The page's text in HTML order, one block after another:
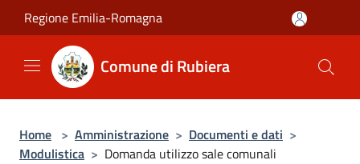
Salta al contenuto principale
Regione Emilia-Romagna
Comune di Rubiera
Home > Amministrazione > Documenti e dati >
Modulistica > Domanda utilizzo sale comunali